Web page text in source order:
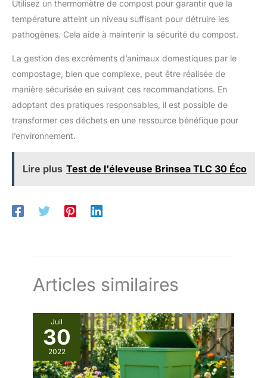
Utilisez un thermomètre de compost pour garantir que la
température atteint un niveau suffisant pour détruire les
pathogènes. Cela aide à maintenir la sécurité du compost.
La gestion des excréments d’animaux domestiques par le
compostage, bien que complexe, peut être réalisée de
manière sécurisée en suivant ces recommandations. En
adoptant des pratiques responsables, il est possible de
transformer ces déchets en une ressource bénéfique pour
l’environnement.
Lire plus Test de l'éleveuse Brinsea TLC 30 Éco
Articles similaires
Juil
30
2022